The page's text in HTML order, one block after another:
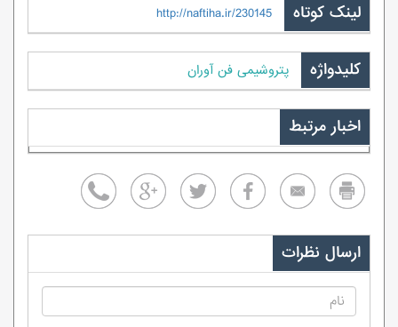
لینک کوتاه http://naftiha.ir/230145
کلیدواژه پتروشیمی فن آوران
اخبار مرتبط
ارسال نظرات